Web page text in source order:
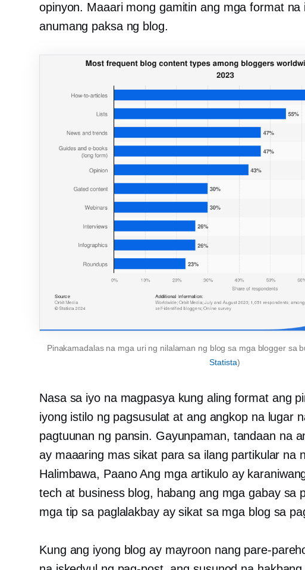
opinyon. Maaari mong gamitin ang mga format na
anumang paksa ng blog.
Pinakamadalas na mga uri ng nilalaman ng blog sa mga blogger sa
Statista)
Nasa sa iyo na magpasya kung aling format ang
iyong istilo ng pagsusulat at ang angkop na lugar
pagtuunan ng pansin. Gayunpaman, tandaan na
ay maaaring mas sikat para sa ilang partikular na
Halimbawa, PaanoAng mga artikulo ay
tech at business blog, habang ang mga gabay sa
mga tip sa paglalakbay ay sikat sa mga blog sa
Kung ang iyong blog ay mayroon nang pare-